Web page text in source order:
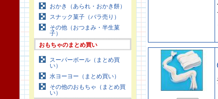
おかき（あられ・おかき餅）
スナック菓子（バラ売り）
その他（おつまみ・半生菓
子）
おもちゃのまとめ買い
スーパーボール（まとめ買
い）
水ヨーヨー（まとめ買い）
その他のおもちゃ（まとめ買
い）